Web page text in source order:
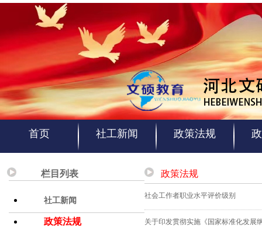
首页 社工新闻 政策法规
栏目列表
社工新闻
政策法规
政策法规
社会工作者职业水平评价级别
关于印发贯彻实施《国家标准化发展